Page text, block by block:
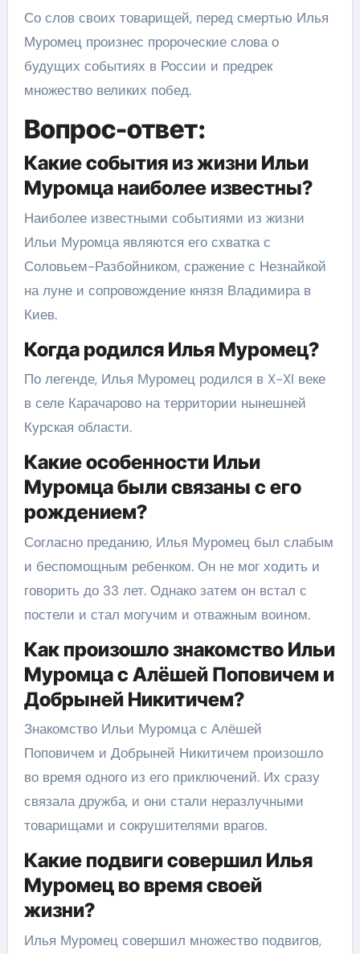
Со слов своих товарищей, перед смертью Илья
Муромец произнес пророческие слова о
будущих событиях в России и предрек
множество великих побед.
Вопрос-ответ:
Какие события из жизни Ильи
Муромца наиболее известны?
Наиболее известными событиями из жизни
Ильи Муромца являются его схватка с
Соловьем-Разбойником, сражение с Незнайкой
на луне и сопровождение князя Владимира в
Киев.
Когда родился Илья Муромец?
По легенде, Илья Муромец родился в X-XI веке
в селе Карачарово на территории нынешней
Курская области.
Какие особенности Ильи
Муромца были связаны с его
рождением?
Согласно преданию, Илья Муромец был слабым
и беспомощным ребенком. Он не мог ходить и
говорить до 33 лет. Однако затем он встал с
постели и стал могучим и отважным воином.
Как произошло знакомство Ильи
Муромца с Алёшей Поповичем и
Добрыней Никитичем?
Знакомство Ильи Муромца с Алёшей
Поповичем и Добрыней Никитичем произошло
во время одного из его приключений. Их сразу
связала дружба, и они стали неразлучными
товарищами и сокрушителями врагов.
Какие подвиги совершил Илья
Муромец во время своей
жизни?
Илья Муромец совершил множество подвигов,